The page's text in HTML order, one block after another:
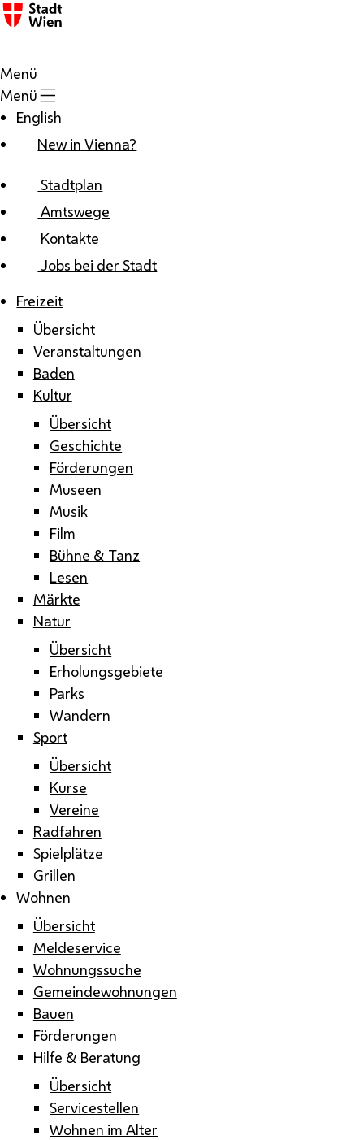
Zum Inhalt
Menü
Menü
English
New in Vienna?
Stadtplan
Amtswege
Kontakte
Jobs bei der Stadt
Freizeit
Übersicht
Veranstaltungen
Baden
Kultur
Übersicht
Geschichte
Förderungen
Museen
Musik
Film
Bühne & Tanz
Lesen
Märkte
Natur
Übersicht
Erholungsgebiete
Parks
Wandern
Sport
Übersicht
Kurse
Vereine
Radfahren
Spielplätze
Grillen
Wohnen
Übersicht
Meldeservice
Wohnungssuche
Gemeindewohnungen
Bauen
Förderungen
Hilfe & Beratung
Übersicht
Servicestellen
Wohnen im Alter